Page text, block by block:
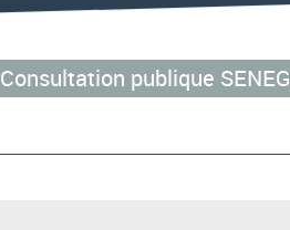
Consultation publique